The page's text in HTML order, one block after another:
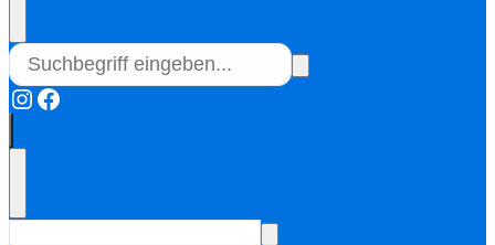
Instagram
Facebook